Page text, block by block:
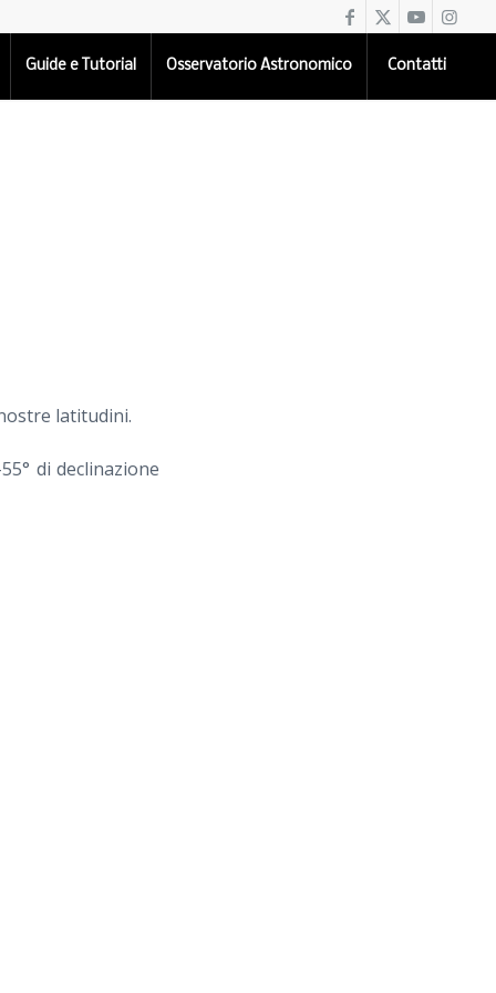
Guide e Tutorial Osservatorio Astronomico Contatti
latitudini.
di declinazione